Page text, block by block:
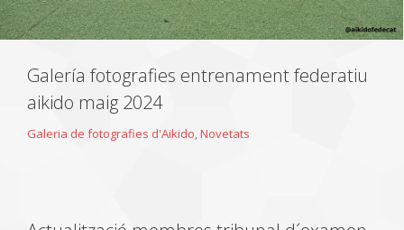
Galería fotografies entrenament federatiu
aikido maig 2024
Galeria de fotografies d'Aikido Novetats